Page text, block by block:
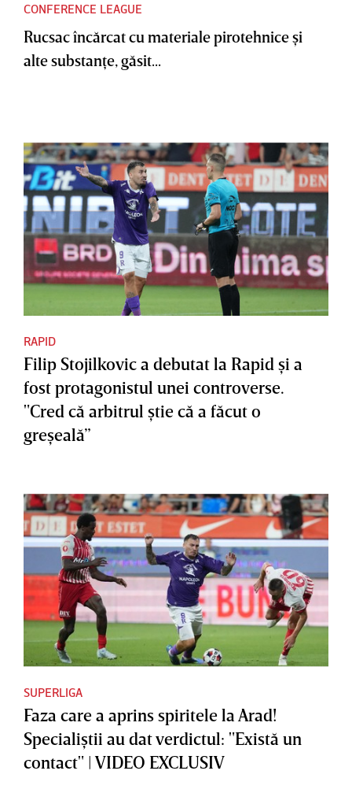
CONFERENCE LEAGUE
Rucsac încărcat cu materiale pirotehnice şi
alte substanţe, găsit...
RAPID
Filip Stojilkovic a debutat la Rapid şi a
fost protagonistul unei controverse.
"Cred că arbitrul ştie că a făcut o
greşeală”
SUPERLIGA
Faza care a aprins spiritele la Arad!
Specialiştii au dat verdictul: "Există un
contact" | VIDEO EXCLUSIV